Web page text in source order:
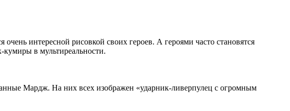
интересной рисовкой своих героев. А героями часто становятся
кумиры в мультиреальности.
Мардж. На них всех изображен «ударник-ливерпулец с огромным